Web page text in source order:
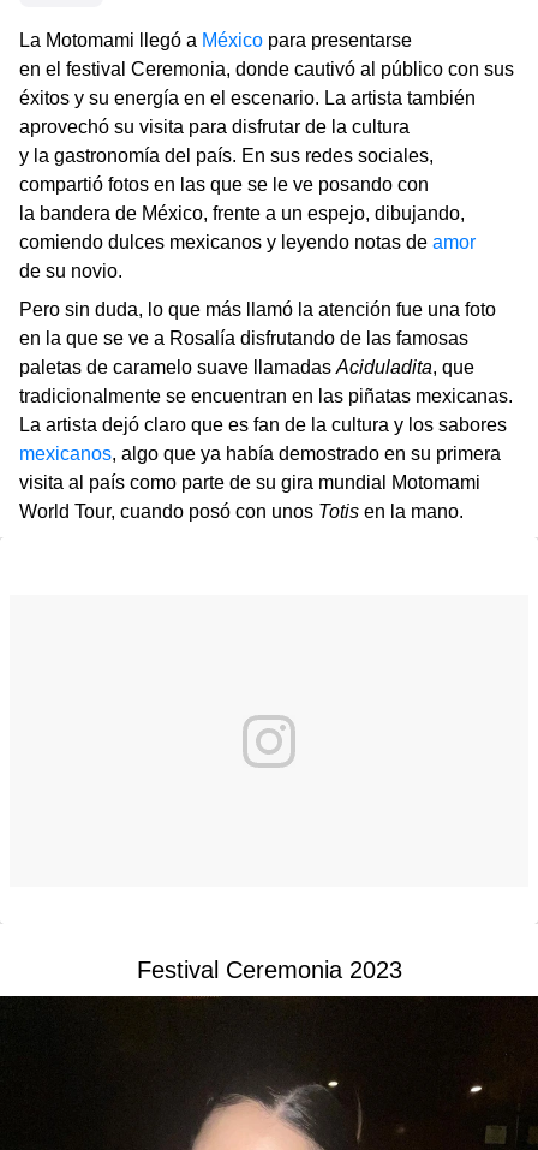
La Motomami llegó a México para presentarse
en el festival Ceremonia, donde cautivó al público con sus
éxitos y su energía en el escenario. La artista también
aprovechó su visita para disfrutar de la cultura
y la gastronomía del país. En sus redes sociales,
compartió fotos en las que se le ve posando con
la bandera de México, frente a un espejo, dibujando,
comiendo dulces mexicanos y leyendo notas de amor
de su novio.
Pero sin duda, lo que más llamó la atención fue una foto
en la que se ve a Rosalía disfrutando de las famosas
paletas de caramelo suave llamadas Aciduladita, que
tradicionalmente se encuentran en las piñatas mexicanas.
La artista dejó claro que es fan de la cultura y los sabores
mexicanos, algo que ya había demostrado en su primera
visita al país como parte de su gira mundial Motomami
World Tour, cuando posó con unos Totis en la mano.
Festival Ceremonia 2023